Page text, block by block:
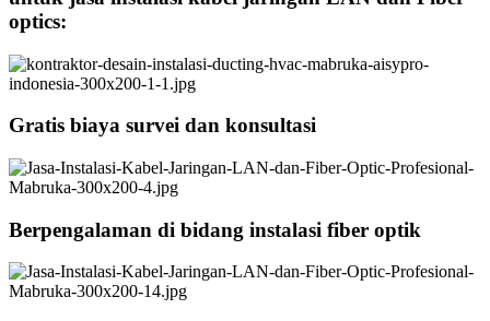
optics:
Gratis biaya survei dan konsultasi
Berpengalaman di bidang instalasi fiber optik